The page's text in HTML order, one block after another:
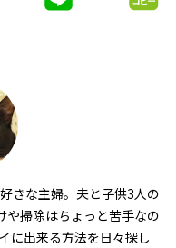
きな主婦。夫と子供3人の
や掃除はちょっと苦手なの
に出来る方法を日々探し